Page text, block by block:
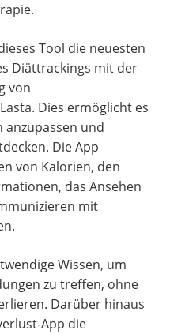
Tool die neuesten
Diättrackings mit der
von
Dies ermöglicht es
anzupassen und
Die App
von Kalorien, den
das Ansehen
mit
Wissen, um
zu treffen, ohne
Darüber hinaus
App die